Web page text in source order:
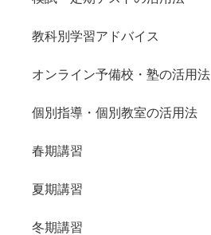
教科別学習アドバイス
オンライン予備校・塾の活用法
個別指導・個別教室の活用法
春期講習
夏期講習
冬期講習